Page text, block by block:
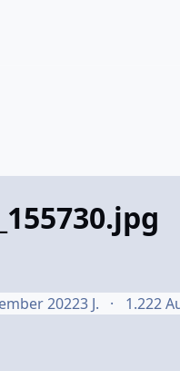
20223 J. 1.222